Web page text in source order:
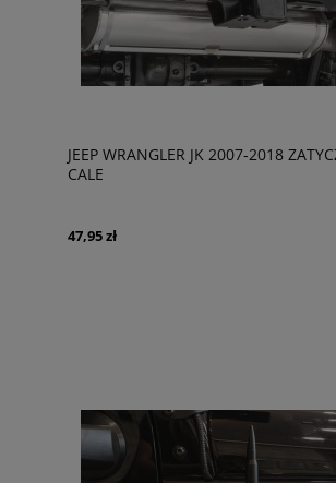
JEEP WRANGLER JK 2007-2018
CALE
47,95 zł